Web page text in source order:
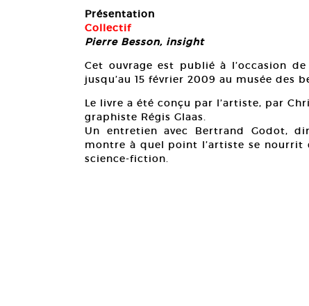
Présentation
Collectif
Pierre Besson, insight
Cet ouvrage est publié à l’occasion
jusqu’au 15 février 2009 au musée des
Le livre a été conçu par l’artiste, par
graphiste Régis Glaas.
Un entretien avec Bertrand Godot,
montre à quel point l’artiste se
science-fiction.